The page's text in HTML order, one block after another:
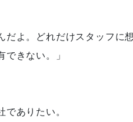
だよ。どれだけスタッフ
できない。」
でありたい。